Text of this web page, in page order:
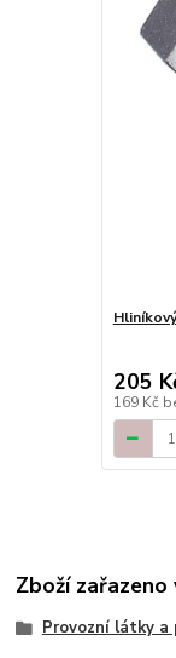
205
169 Kč
Zboží
Provozní látky a